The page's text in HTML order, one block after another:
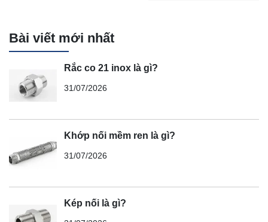
Bài viết mới nhất
Rắc co 21 inox là gì?
31/07/2026
Khớp nối mềm ren là gì?
31/07/2026
Kép nối là gì?